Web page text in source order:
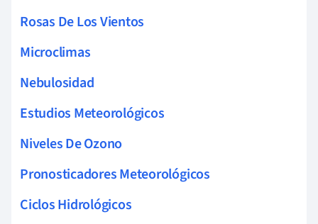
Rosas De Los Vientos
Microclimas
Nebulosidad
Estudios Meteorológicos
Niveles De Ozono
Pronosticadores Meteorológicos
Ciclos Hidrológicos